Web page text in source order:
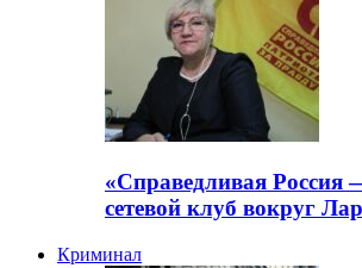
«Справедливая
сетевой клуб вокруг
Криминал